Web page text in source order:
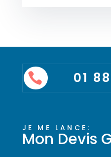
 01
JE ME LANCE:
Mon Devis